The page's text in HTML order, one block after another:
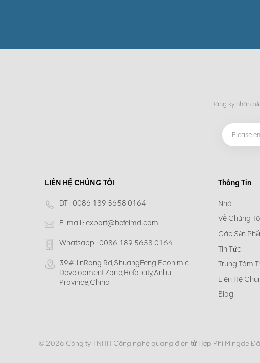
Đăng ký nhận
LIÊN HỆ CHÚNG TÔI
ĐT : 0086 189 5658 0164
E-mail : export@hefeimd.com
Whatsapp : 0086 189 5658 0164
39# JinRong Rd,ShuangFeng Econimic
Development Zone,Hefei city,Anhui
Province,China
Thông Tin
Nhà
Về Chúng
Các Sản
Tin Tức
Trung Tâm
Liên Hệ
Blog
© 2026 Công ty TNHH Công nghệ quang điện tử Hợp Phì Mingde